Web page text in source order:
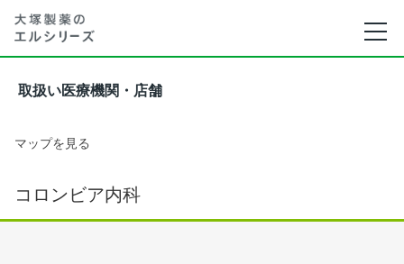
取扱い医療機関・店舗
マップを見る
コロンビア内科